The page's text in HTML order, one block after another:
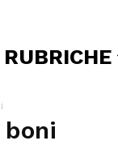
RUBRICHE